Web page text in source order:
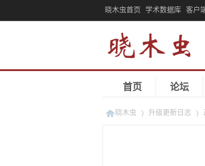
晓木虫首页 学术数据库 客户
首页 论坛
晓木虫 升级更新日志